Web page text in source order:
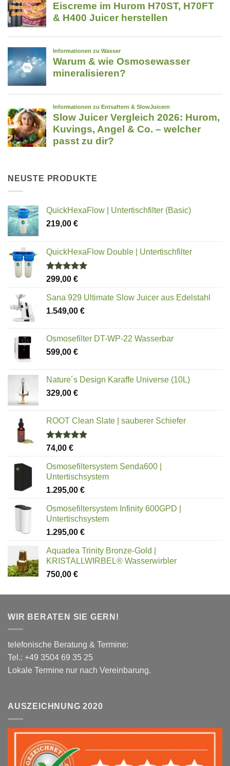
NEUSTE PRODUKTE
QuickHexaFlow | Untertischfilter (Basic)
219,00 €
QuickHexaFlow Double | Untertischfilter
Bewertet
von 5
299,00 €
Sana 929 Ultimate Slow Juicer aus Edelstahl
1.549,00 €
Osmosefilter DT-WP-22 Wasserbar
599,00 €
Nature´s Design Karaffe Universe (10L)
329,00 €
ROOT Clean Slate | sauberer Schiefer
Bewertet
von 5
74,00 €
Osmosefiltersystem Senda600 |
Untertischsystem
1.295,00 €
Osmosefiltersystem Infinity 600GPD |
Untertischsystem
1.295,00 €
Aquadea Trinity Bronze-Gold |
KRISTALLWIRBEL® Wasserwirbler
750,00 €
WIR BERATEN SIE GERN!
telefonische Beratung & Termine:
Tel.: +49 3504 69 35 25
Lokale Termine nur nach Vereinbarung.
AUSZEICHNUNG 2020